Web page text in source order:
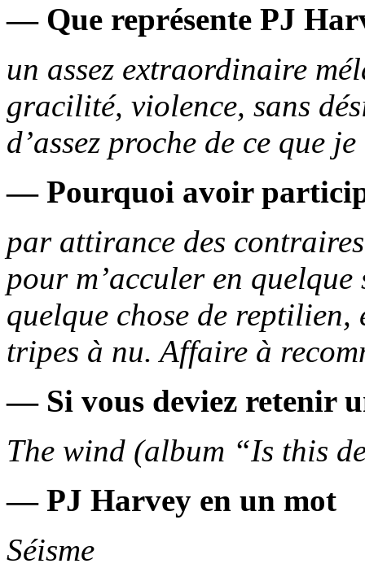
— Que représente PJ
un assez extraordinaire
gracilité, violence, sans
d’assez proche de ce que
— Pourquoi avoir
par attirance des
pour m’acculer en
quelque chose de reptilien,
tripes à nu. Affaire à
— Si vous deviez retenir
The wind (album “Is this
— PJ Harvey en un mot
Séisme